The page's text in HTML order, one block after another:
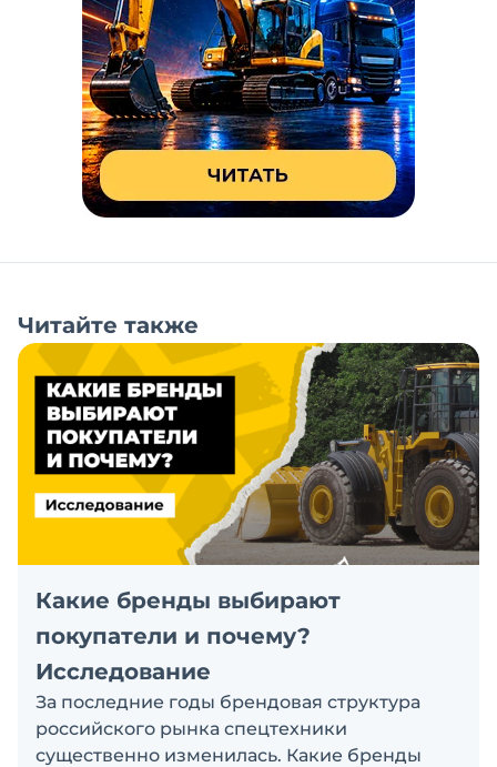
Читайте также
Какие бренды выбирают
покупатели и почему?
Исследование
За последние годы брендовая структура
российского рынка спецтехники
существенно изменилась. Какие бренды